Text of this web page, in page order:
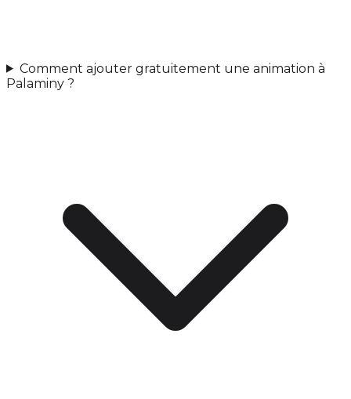
Comment ajouter gratuitement une animation à
Palaminy ?